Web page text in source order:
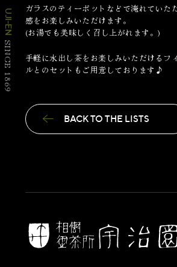
UJI-EN
SINCE 1869
ガラスのティーポットなどで淹れていた
感をお楽しみいただけます。
(お湯でも美味しく召し上がれます。)
手軽に水出し茶をお楽しみいただけるフ
ルとのセットもご用意しております♪
BACK TO THE LISTS